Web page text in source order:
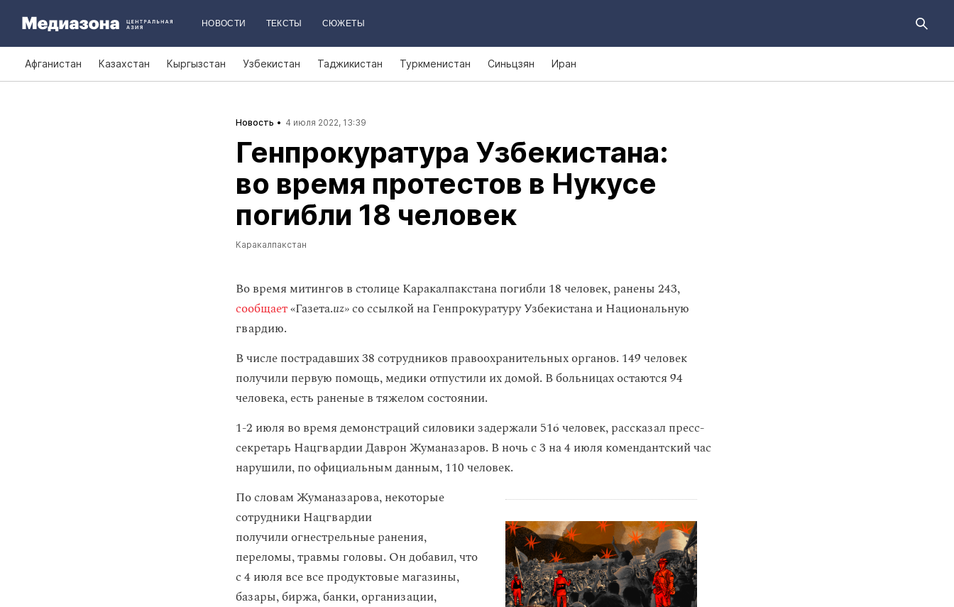
НОВОСТИ ТЕКСТЫ СЮЖЕТЫ
Афганистан Казахстан Кыргызстан Узбекистан Таджикистан Туркменистан Синьцзян Иран
Новость 4 июля 2022, 13:39
Генпрокуратура Узбекистана:
во время протестов в Нукусе
погибли 18 человек
Каракалпакстан
Во время митингов в столице Каракалпакстана погибли 18 человек, ранены 243,
сообщает«Газета.uz»со ссылкой на Генпрокуратуру Узбекистана и Национальную
гвардию.
В числе пострадавших 38 сотрудников правоохранительных органов. 149 человек
получили первую помощь, медики отпустили их домой. В больницах остаются 94
человека, есть раненые в тяжелом состоянии.
1-2 июля во время демонстраций силовики задержали 516 человек, рассказал пресс-
секретарь Нацгвардии Даврон Жуманазаров. В ночь с 3 на 4 июля комендантский час
нарушили, по официальным данным, 110 человек.
По словам Жуманазарова, некоторые
сотрудники Нацгвардии
получили огнестрельные ранения,
переломы, травмы головы. Он добавил, что
с 4 июля все все продуктовые магазины,
базары, биржа, банки, организации,